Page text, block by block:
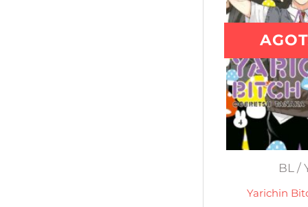
BL /
Yarichin